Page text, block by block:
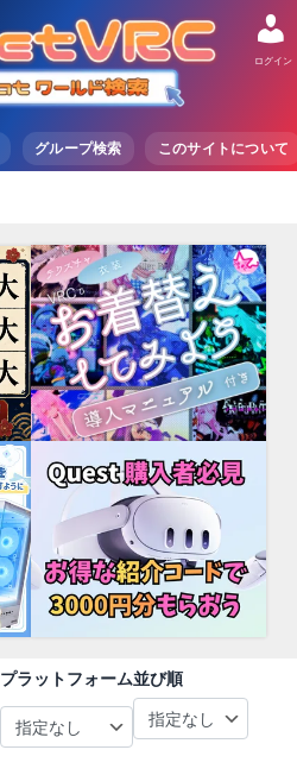
グループ検索 このサイトについて
ログイン
プラットフォーム並び順